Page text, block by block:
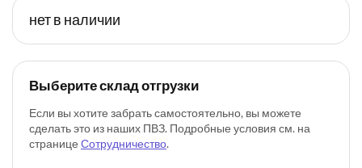
нет в наличии
Выберите склад отгрузки
Если вы хотите забрать самостоятельно, вы можете
сделать это из наших ПВЗ. Подробные условия см. на
странице Сотрудничество.